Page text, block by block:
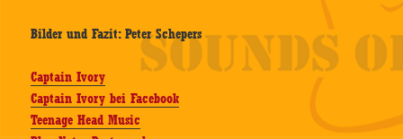
Bilder und Fazit: Peter Schepers
Captain Ivory
Captain Ivory bei Facebook
Teenage Head Music